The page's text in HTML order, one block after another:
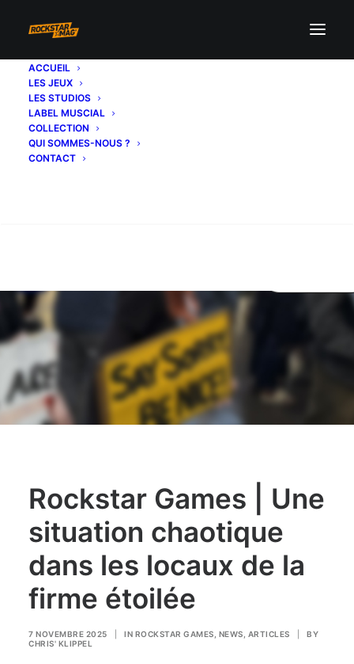
ACCUEIL
LES JEUX
LES STUDIOS
LABEL MUSCIAL
COLLECTION
QUI SOMMES-NOUS ?
CONTACT
Rockstar Games | Une
situation chaotique
dans les locaux de la
firme étoilée
7 NOVEMBRE 2025 IN ROCKSTAR GAMES NEWS ARTICLES
BY
CHRIS' KLIPPEL